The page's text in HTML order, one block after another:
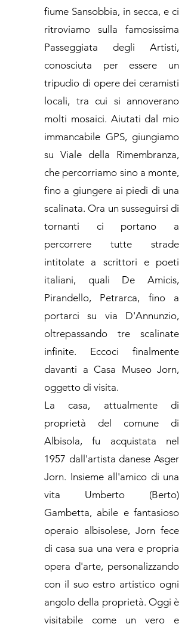
fiume Sansobbia, in secca, e ci
ritroviamo sulla famosissima
Passeggiata degli Artisti,
conosciuta per essere un
tripudio di opere dei ceramisti
locali, tra cui si annoverano
molti mosaici. Aiutati dal mio
immancabile GPS, giungiamo
su Viale della Rimembranza,
che percorriamo sino a monte,
fino a giungere ai piedi di una
scalinata. Ora un susseguirsi di
tornanti ci portano a
percorrere tutte strade
intitolate a scrittori e poeti
italiani, quali De Amicis,
Pirandello, Petrarca, fino a
portarci su via D'Annunzio,
oltrepassando tre scalinate
infinite. Eccoci finalmente
davanti a Casa Museo Jorn,
oggetto di visita.
La casa, attualmente di
proprietà del comune di
Albisola, fu acquistata nel
1957 dall'artista danese Asger
Jorn. Insieme all'amico di una
vita Umberto (Berto)
Gambetta, abile e fantasioso
operaio albisolese, Jorn fece
di casa sua una vera e propria
opera d'arte, personalizzando
con il suo estro artistico ogni
angolo della proprietà. Oggi è
visitabile come un vero e